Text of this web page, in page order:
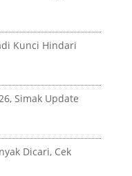
Kunci Hindari
Simak Update
Dicari, Cek